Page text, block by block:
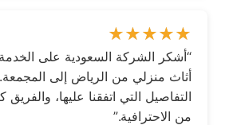
“أشكر الشركة السعودية على
أثاث منزلي من الرياض إلى المجمعة.
التفاصيل التي اتفقنا عليها،
من الاحترافية.”